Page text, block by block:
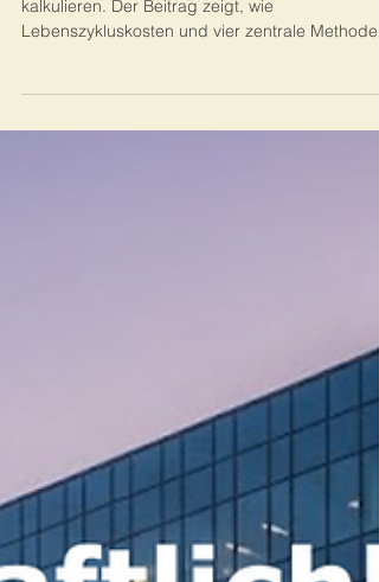
und Praxisbeispiel
Wirtschaftlich denken heißt heute: ganzheitlich
Lebenszykluskosten und vier zentrale Methoden